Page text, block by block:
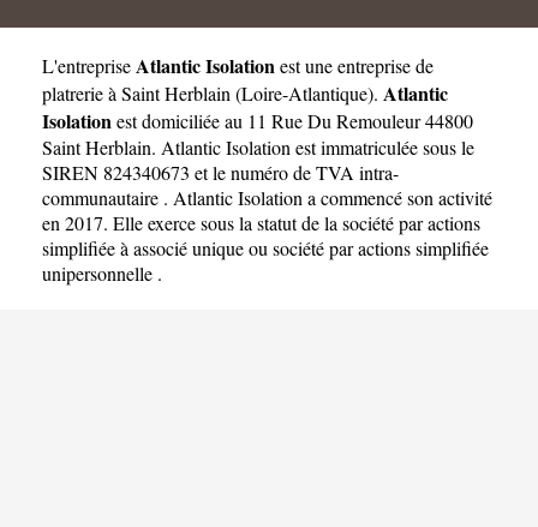
L'entrepriseAtlantic Isolationest uneentreprise de
platrerie à Saint Herblain (Loire-Atlantique). Atlantic
Isolationest domiciliée au 11 Rue Du Remouleur 44800
Saint Herblain. Atlantic Isolation est immatriculée sous le
SIREN 824340673 et le numéro de TVA intra-
communautaire . Atlantic Isolation a commencé son activité
en 2017. Elle exerce sous la statut de la société par actions
simplifiée à associé unique ou société par actions simplifiée
unipersonnelle .